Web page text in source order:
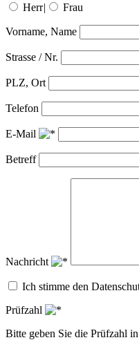
Herr| Frau
Vorname, Name
Strasse / Nr.
PLZ, Ort
Telefon
E-Mail
Betreff
Nachricht
Ich stimme den
Prüfzahl
Bitte geben Sie die Prüfzahl